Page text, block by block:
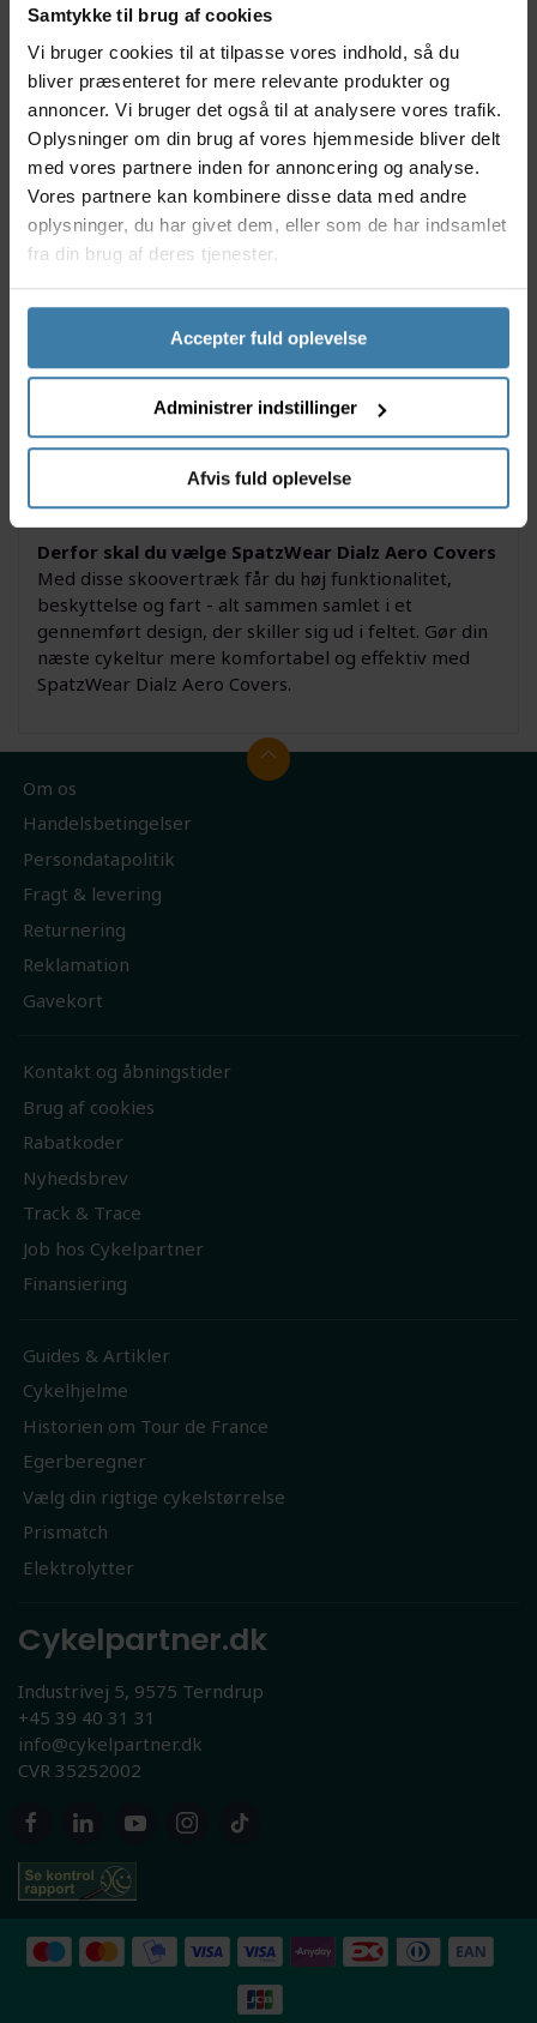
Samtykke til brug af cookies
Vi bruger cookies til at tilpasse vores indhold, så du
bliver præsenteret for mere relevante produkter og
annoncer. Vi bruger det også til at analysere vores trafik.
Oplysninger om din brug af vores hjemmeside bliver delt
med vores partnere inden for annoncering og analyse.
Vores partnere kan kombinere disse data med andre
oplysninger, du har givet dem, eller som de har indsamlet
fra din brug af deres tjenester.
Accepter fuld oplevelse
Administrer indstillinger
Afvis fuld oplevelse
sig tæt om skoen for minimal luftmodstand
Aerodynamisk design reducerer vindmodstanden
til et minimum
Vandtæt og vindtæt overflade sikrer tørre og
varme fødder
Styrket underside for øget holdbarhed ved slid
på pedal og asfalt
Let at tage af og på - perfekt til både træning og
konkurrence
Anvendelse
SpatzWear Dialz Aero Covers henvender sig til
konkurrenceryttere, der ønsker at optimere deres
performance under alle vejrforhold. Overtrækkene
er ideelle til forår, efterår og vinter, hvor ekstra
tætsiddende pasform og aerodynamiske egenskaber
giver dig en klar fordel, uanset om du træner eller
kører løb.
Derfor skal du vælge SpatzWear Dialz Aero Covers
Med disse skoovertræk får du høj funktionalitet,
beskyttelse og fart - alt sammen samlet i et
gennemført design, der skiller sig ud i feltet. Gør din
næste cykeltur mere komfortabel og effektiv med
SpatzWear Dialz Aero Covers.
Om os
Handelsbetingelser
Persondatapolitik
Fragt & levering
Returnering
Reklamation
Gavekort
Kontakt og åbningstider
Brug af cookies
Rabatkoder
Nyhedsbrev
Track & Trace
Job hos Cykelpartner
Finansiering
Guides & Artikler
Cykelhjelme
Historien om Tour de France
Egerberegner
Vælg din rigtige cykelstørrelse
Prismatch
Elektrolytter
Cykelpartner.dk
Industrivej 5, 9575 Terndrup
+45 39 40 31 31
info@cykelpartner.dk
CVR 35252002